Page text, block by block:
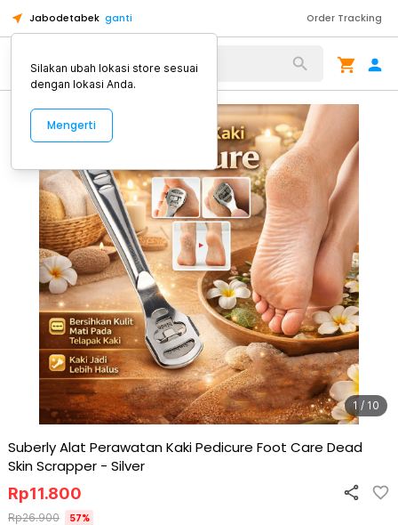
Jabodetabek ganti Order Tracking
Alat Kopi
1 / 10
Suberly Alat Perawatan Kaki Pedicure Foot Care Dead
Skin Scrapper - Silver
Rp11.800
Rp26.900 57%
Silakan ubah lokasi store sesuai
dengan lokasi Anda.
Mengerti